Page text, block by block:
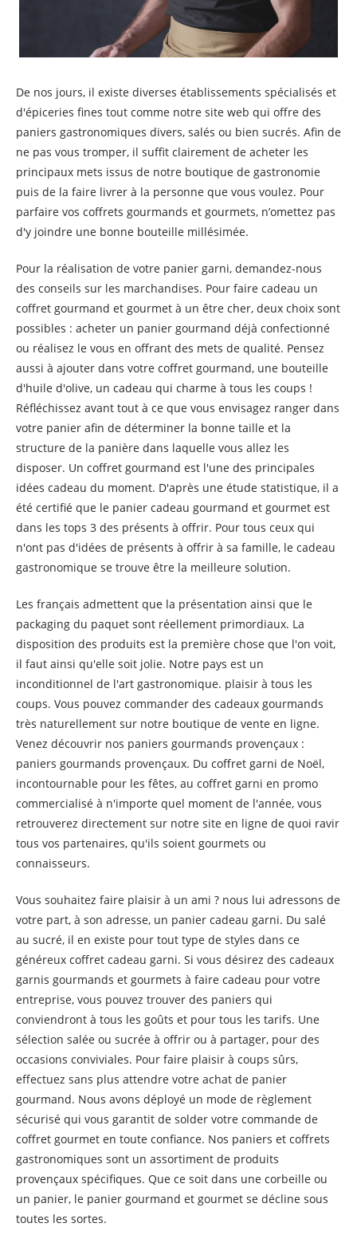
De nos jours, il existe diverses établissements spécialisés et
d'épiceries fines tout comme notre site web qui offre des
paniers gastronomiques divers, salés ou bien sucrés. Afin de
ne pas vous tromper, il suffit clairement de acheter les
principaux mets issus de notre boutique de gastronomie
puis de la faire livrer à la personne que vous voulez. Pour
parfaire vos coffrets gourmands et gourmets, n’omettez pas
d'y joindre une bonne bouteille millésimée.
Pour la réalisation de votre panier garni, demandez-nous
des conseils sur les marchandises. Pour faire cadeau un
coffret gourmand et gourmet à un être cher, deux choix sont
possibles : acheter un panier gourmand déjà confectionné
ou réalisez le vous en offrant des mets de qualité. Pensez
aussi à ajouter dans votre coffret gourmand, une bouteille
d'huile d'olive, un cadeau qui charme à tous les coups !
Réfléchissez avant tout à ce que vous envisagez ranger dans
votre panier afin de déterminer la bonne taille et la
structure de la panière dans laquelle vous allez les
disposer. Un coffret gourmand est l'une des principales
idées cadeau du moment. D'après une étude statistique, il a
été certifié que le panier cadeau gourmand et gourmet est
dans les tops 3 des présents à offrir. Pour tous ceux qui
n'ont pas d'idées de présents à offrir à sa famille, le cadeau
gastronomique se trouve être la meilleure solution.
Les français admettent que la présentation ainsi que le
packaging du paquet sont réellement primordiaux. La
disposition des produits est la première chose que l'on voit,
il faut ainsi qu'elle soit jolie. Notre pays est un
inconditionnel de l'art gastronomique. plaisir à tous les
coups. Vous pouvez commander des cadeaux gourmands
très naturellement sur notre boutique de vente en ligne.
Venez découvrir nos paniers gourmands provençaux :
paniers gourmands provençaux. Du coffret garni de Noël,
incontournable pour les fêtes, au coffret garni en promo
commercialisé à n'importe quel moment de l'année, vous
retrouverez directement sur notre site en ligne de quoi ravir
tous vos partenaires, qu'ils soient gourmets ou
connaisseurs.
Vous souhaitez faire plaisir à un ami ? nous lui adressons de
votre part, à son adresse, un panier cadeau garni. Du salé
au sucré, il en existe pour tout type de styles dans ce
généreux coffret cadeau garni. Si vous désirez des cadeaux
garnis gourmands et gourmets à faire cadeau pour votre
entreprise, vous pouvez trouver des paniers qui
conviendront à tous les goûts et pour tous les tarifs. Une
sélection salée ou sucrée à offrir ou à partager, pour des
occasions conviviales. Pour faire plaisir à coups sûrs,
effectuez sans plus attendre votre achat de panier
gourmand. Nous avons déployé un mode de règlement
sécurisé qui vous garantit de solder votre commande de
coffret gourmet en toute confiance. Nos paniers et coffrets
gastronomiques sont un assortiment de produits
provençaux spécifiques. Que ce soit dans une corbeille ou
un panier, le panier gourmand et gourmet se décline sous
toutes les sortes.